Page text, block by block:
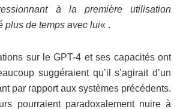
à la première utilisation
plus de temps avec lui« .
sur le GPT-4 et ses capacités ont
suggéraient qu’il s’agirait d’un
par rapport aux systèmes précédents.
pourraient paradoxalement nuire à